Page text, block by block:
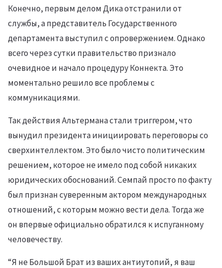
Конечно, первым делом Дика отстранили от
службы, а представитель Государственного
департамента выступил с опровержением. Однако
всего через сутки правительство признало
очевидное и начало процедуру Коннекта. Это
моментально решило все проблемы с
коммуникациями.
Так действия Альтермана стали триггером, что
вынудил президента инициировать переговоры со
сверхинтеллектом. Это было чисто политическим
решением, которое не имело под собой никаких
юридических обоснований. Семпай просто по факту
был признан суверенным актором международных
отношений, с которым можно вести дела. Тогда же
он впервые официально обратился к испуганному
человечеству.
“Я не Большой Брат из ваших антиутопий, я ваш